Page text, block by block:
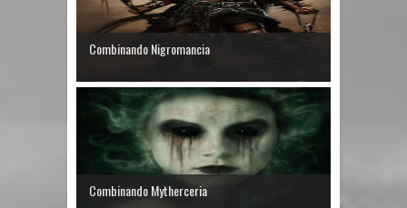
Combinando Nigromancia
Combinando Mytherceria